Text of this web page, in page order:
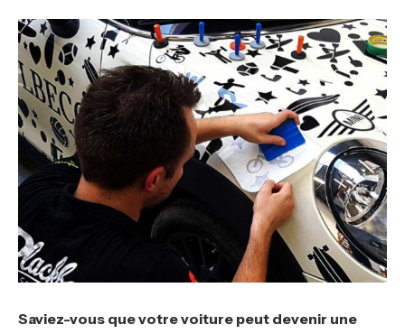
Saviez-vous que votre voiture peut devenir une